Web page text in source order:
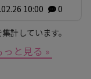
10:00 0
計しています。
っと見る »